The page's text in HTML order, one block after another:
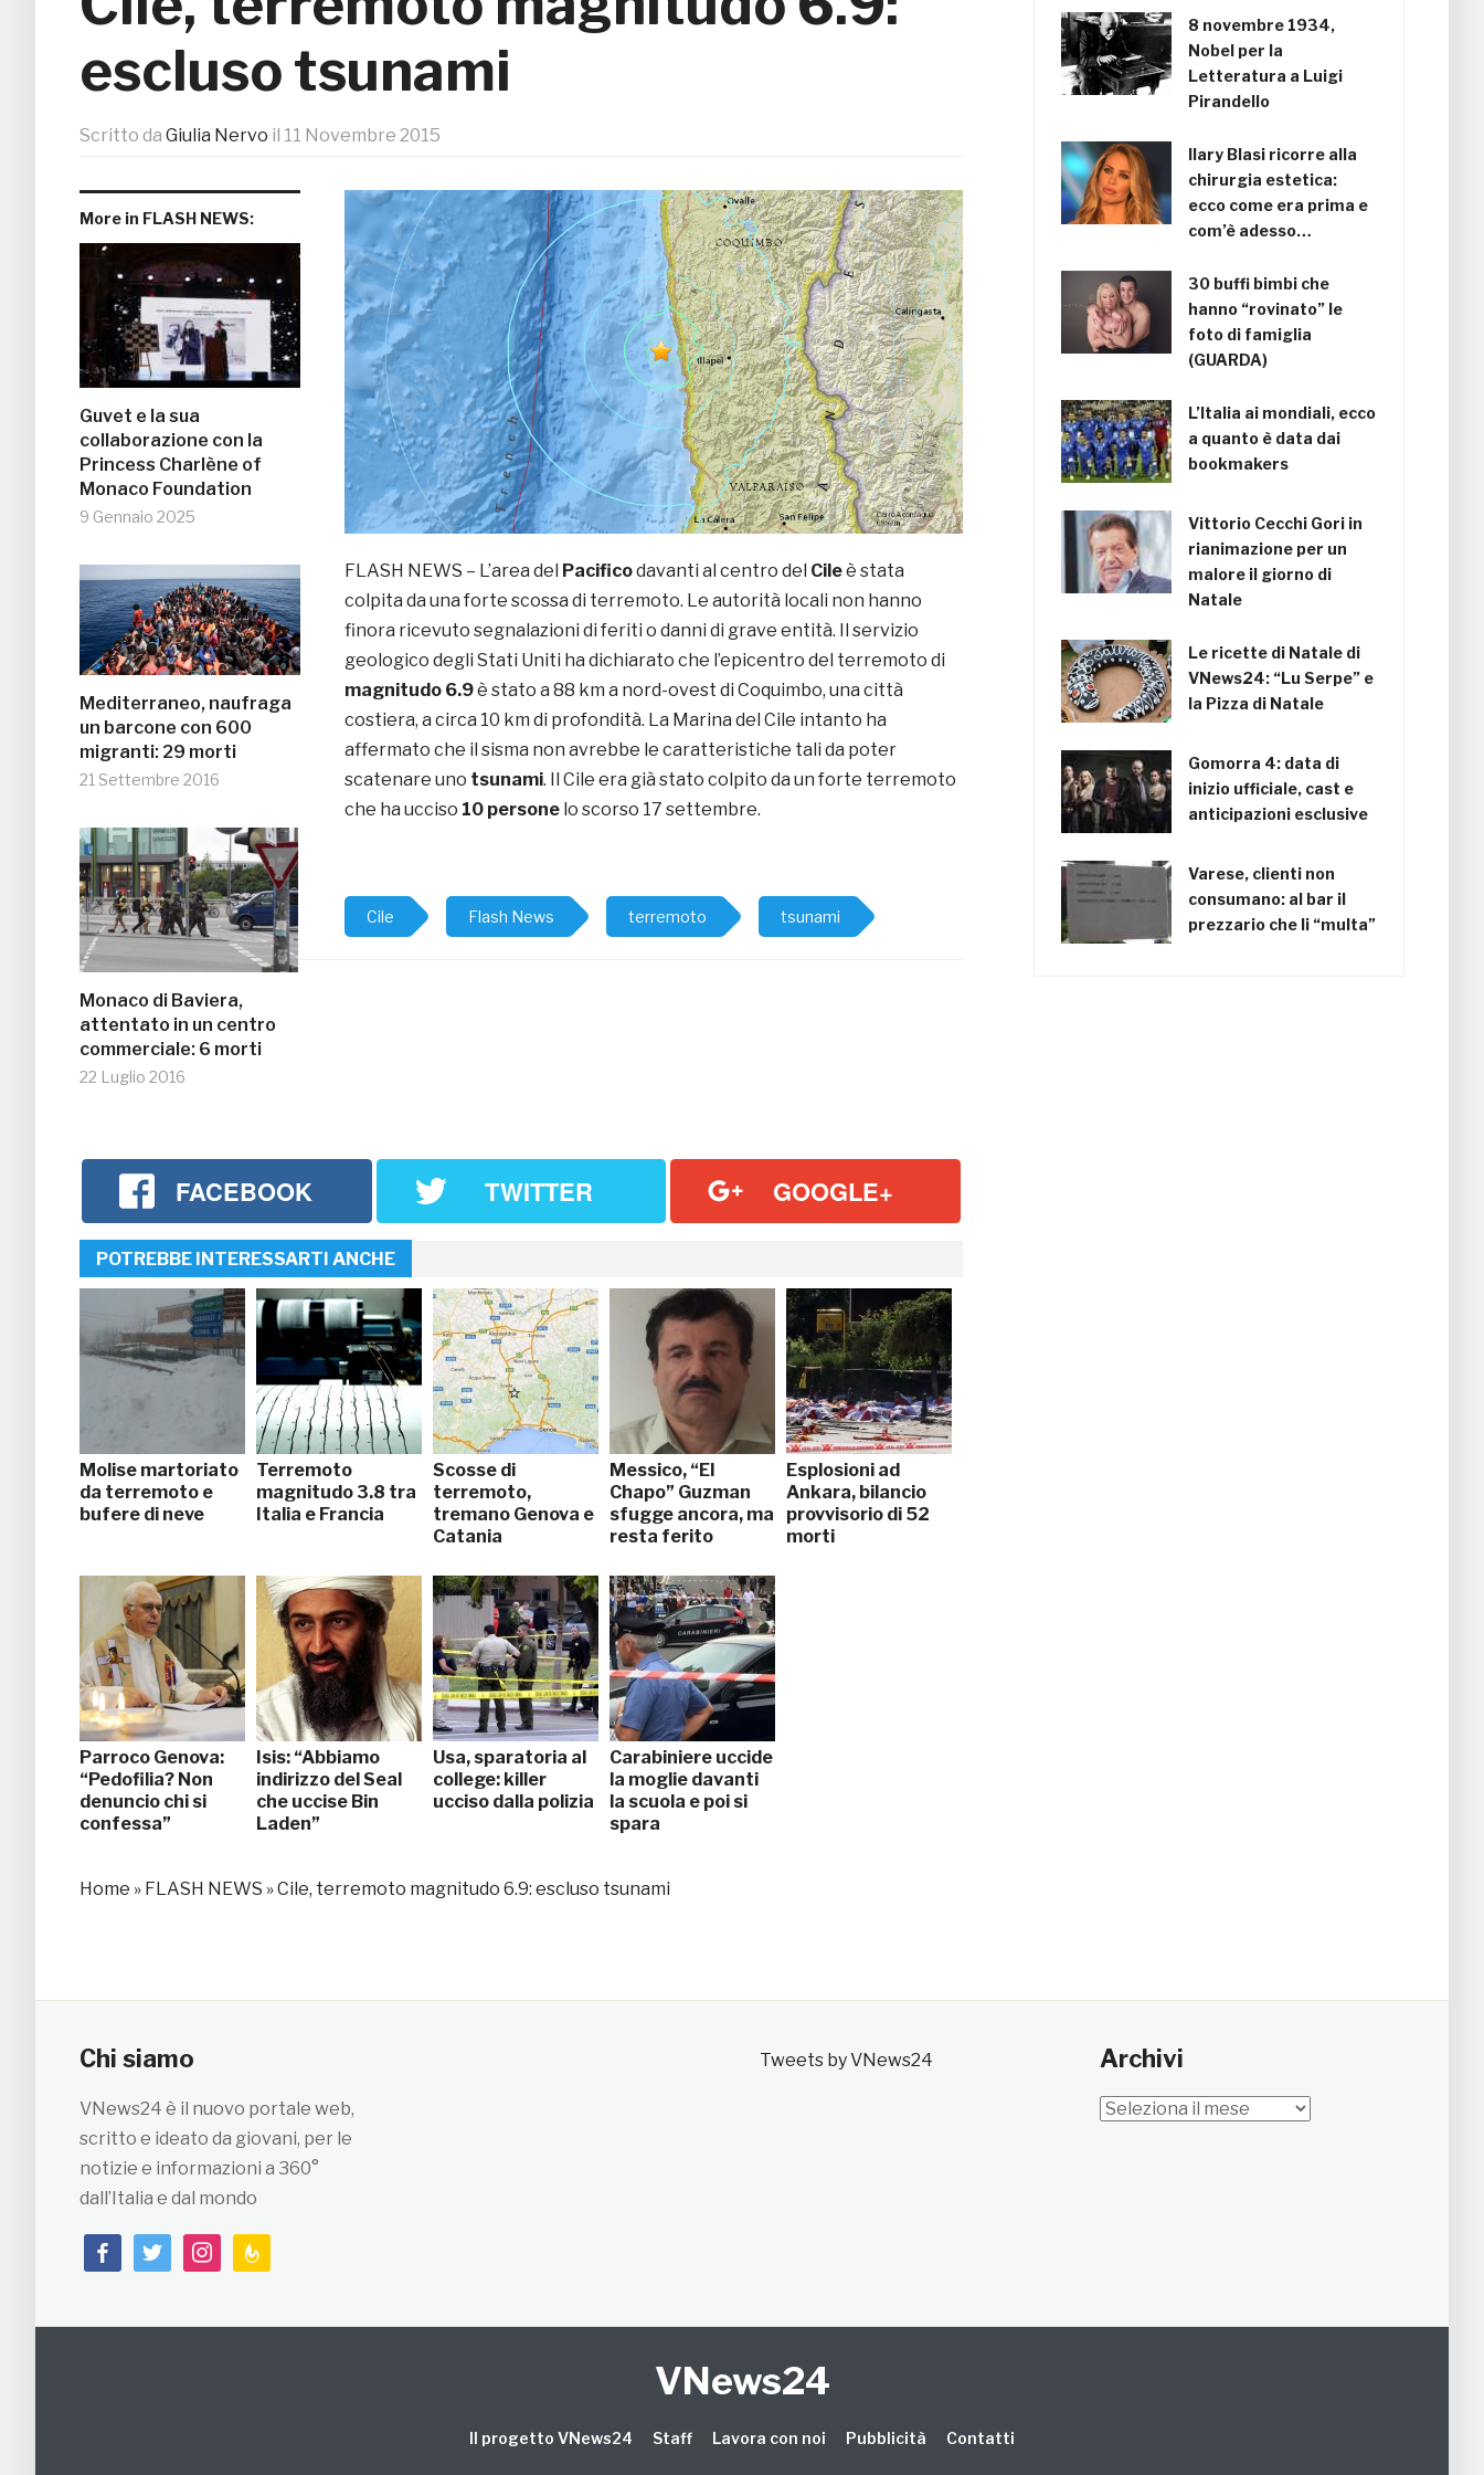
escluso tsunami
Scritto da Giulia Nervo il 11 Novembre 2015
More in FLASH NEWS:
Guvet e la sua
collaborazione con la
Princess Charlène of
Monaco Foundation
9 Gennaio 2025
Mediterraneo, naufraga
un barcone con 600
migranti: 29 morti
21 Settembre 2016
Monaco di Baviera,
attentato in un centro
commerciale: 6 morti
22 Luglio 2016
FLASH NEWS – L’area del Pacificodavanti al centro del Cileè stata
colpita da una forte scossa di terremoto. Le autorità locali non hanno
finora ricevuto segnalazioni di feriti o danni di grave entità. Il servizio
geologico degli Stati Uniti ha dichiarato che l’epicentro del terremoto di
magnitudo 6.9è stato a 88 km a nord-ovest di Coquimbo, una città
costiera, a circa 10 km di profondità. La Marina del Cile intanto ha
affermato che il sisma non avrebbe le caratteristiche tali da poter
scatenare uno tsunami. Il Cile era già stato colpito da un forte terremoto
che ha ucciso 10 persone lo scorso 17 settembre.
Cile Flash News terremoto tsunami
FACEBOOK TWITTER GOOGLE+
POTREBBE INTERESSARTI ANCHE
Molise martoriato
da terremoto e
bufere di neve
Terremoto
magnitudo 3.8 tra
Italia e Francia
Scosse di
terremoto,
tremano Genova e
Catania
Messico, “El
Chapo” Guzman
sfugge ancora, ma
resta ferito
Esplosioni ad
Ankara, bilancio
provvisorio di 52
morti
Parroco Genova:
“Pedofilia? Non
denuncio chi si
confessa”
Isis: “Abbiamo
indirizzo del Seal
che uccise Bin
Laden”
Usa, sparatoria al
college: killer
ucciso dalla polizia
Carabiniere uccide
la moglie davanti
la scuola e poi si
spara
Home » FLASH NEWS »Cile, terremoto magnitudo 6.9: escluso tsunami
8 novembre 1934,
Nobel per la
Letteratura a Luigi
Pirandello
Ilary Blasi ricorre alla
chirurgia estetica:
ecco come era prima e
com’è adesso…
30 buffi bimbi che
hanno “rovinato” le
foto di famiglia
(GUARDA)
L’Italia ai mondiali, ecco
a quanto è data dai
bookmakers
Vittorio Cecchi Gori in
rianimazione per un
malore il giorno di
Natale
Le ricette di Natale di
VNews24: “Lu Serpe” e
la Pizza di Natale
Gomorra 4: data di
inizio ufficiale, cast e
anticipazioni esclusive
Varese, clienti non
consumano: al bar il
prezzario che li “multa”
Chi siamo
VNews24 è il nuovo portale web,
scritto e ideato da giovani, per le
notizie e informazioni a 360°
dall’Italia e dal mondo
facebooktwitterinstagramfeedburner
Tweets by VNews24 Archivi
Archivi
VNews24
Il progetto VNews24 Staff Lavora con noi Pubblicità Contatti